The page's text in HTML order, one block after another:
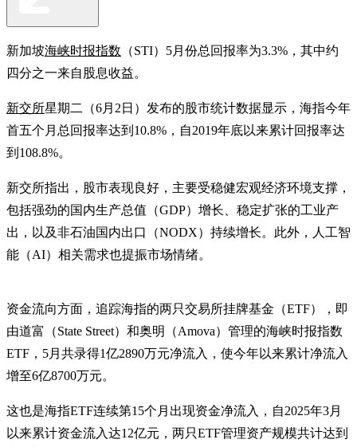
新加坡海峡时报指数 （STI）5月份总回报率为3.3%，其中约
四分之一来自股息收益。
新交所星期二（6月2日）发布的股市统计数据显示，海指今年
首五个月总回报率达到10.8%，自2019年底以来累计回报率达
到108.8%。
新交所指出，股市表现良好，主要受稳健宏观经济环境支撑，
包括强劲的国内生产总值（GDP）增长、稳定扩张的工业产
出，以及非石油国内出口（NODX）持续增长。此外，人工智
能（AI）相关需求也提振市场情绪。
资金流向方面，追踪海指的两只交易所挂牌基金（ETF），即
由道富（State Street）和奥明（Amova）管理的海峡时报指数
ETF，5月共录得1亿2890万元净流入，使今年以来累计净流入
增至6亿8700万元。
这也是海指ETF连续第15个月出现资金净流入，自2025年3月
以来累计资金流入达12亿元，两只ETF管理资产规模共计达到